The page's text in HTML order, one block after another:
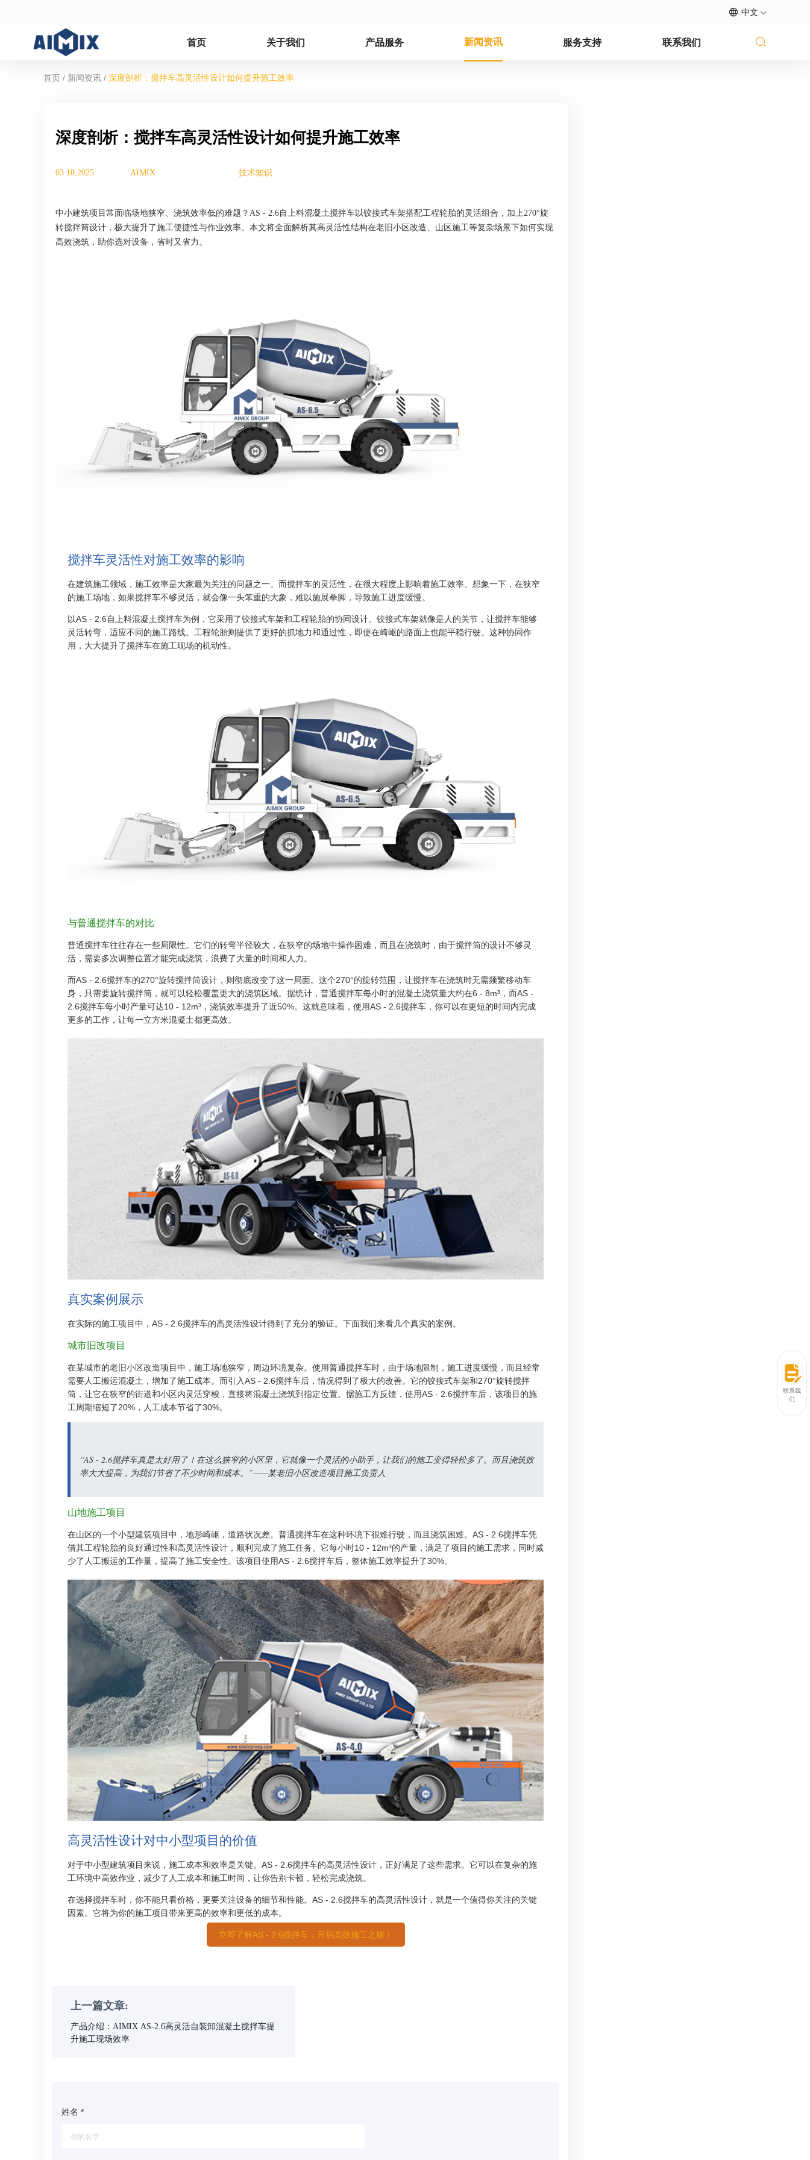
中文
首页 关于我们 产品服务 新闻资讯 服务支持 联系我们
首页 / 新闻资讯 / 深度剖析：搅拌车高灵活性设计如何提升施工效率
深度剖析：搅拌车高灵活性设计如何提升施工效率
03 10,2025 AIMIX 技术知识
中小建筑项目常面临场地狭窄、浇筑效率低的难题？AS - 2.6自上料混凝土搅拌车以铰接式车架搭配工程轮胎的灵活组合，加上270°旋
转搅拌筒设计，极大提升了施工便捷性与作业效率。本文将全面解析其高灵活性结构在老旧小区改造、山区施工等复杂场景下如何实现
高效浇筑，助你选对设备，省时又省力。
搅拌车灵活性对施工效率的影响
在建筑施工领域，施工效率是大家最为关注的问题之一。而搅拌车的灵活性，在很大程度上影响着施工效率。想象一下，在狭窄
的施工场地，如果搅拌车不够灵活，就会像一头笨重的大象，难以施展拳脚，导致施工进度缓慢。
以AS - 2.6自上料混凝土搅拌车为例，它采用了铰接式车架和工程轮胎的协同设计。铰接式车架就像是人的关节，让搅拌车能够
灵活转弯，适应不同的施工路线。工程轮胎则提供了更好的抓地力和通过性，即使在崎岖的路面上也能平稳行驶。这种协同作
用，大大提升了搅拌车在施工现场的机动性。
与普通搅拌车的对比
普通搅拌车往往存在一些局限性。它们的转弯半径较大，在狭窄的场地中操作困难，而且在浇筑时，由于搅拌筒的设计不够灵
活，需要多次调整位置才能完成浇筑，浪费了大量的时间和人力。
而AS - 2.6搅拌车的270°旋转搅拌筒设计，则彻底改变了这一局面。这个270°的旋转范围，让搅拌车在浇筑时无需频繁移动车
身，只需要旋转搅拌筒，就可以轻松覆盖更大的浇筑区域。据统计，普通搅拌车每小时的混凝土浇筑量大约在6 - 8m³，而AS -
2.6搅拌车每小时产量可达10 - 12m³，浇筑效率提升了近50%。这就意味着，使用AS - 2.6搅拌车，你可以在更短的时间内完成
更多的工作，让每一立方米混凝土都更高效。
真实案例展示
在实际的施工项目中，AS - 2.6搅拌车的高灵活性设计得到了充分的验证。下面我们来看几个真实的案例。
城市旧改项目
在某城市的老旧小区改造项目中，施工场地狭窄，周边环境复杂。使用普通搅拌车时，由于场地限制，施工进度缓慢，而且经常
需要人工搬运混凝土，增加了施工成本。而引入AS - 2.6搅拌车后，情况得到了极大的改善。它的铰接式车架和270°旋转搅拌
筒，让它在狭窄的街道和小区内灵活穿梭，直接将混凝土浇筑到指定位置。据施工方反馈，使用AS - 2.6搅拌车后，该项目的施
工周期缩短了20%，人工成本节省了30%。
“AS - 2.6搅拌车真是太好用了！在这么狭窄的小区里，它就像一个灵活的小助手，让我们的施工变得轻松多了。而且浇筑效
率大大提高，为我们节省了不少时间和成本。”——某老旧小区改造项目施工负责人
山地施工项目
在山区的一个小型建筑项目中，地形崎岖，道路状况差。普通搅拌车在这种环境下很难行驶，而且浇筑困难。AS - 2.6搅拌车凭
借其工程轮胎的良好通过性和高灵活性设计，顺利完成了施工任务。它每小时10 - 12m³的产量，满足了项目的施工需求，同时减
少了人工搬运的工作量，提高了施工安全性。该项目使用AS - 2.6搅拌车后，整体施工效率提升了30%。
高灵活性设计对中小型项目的价值
对于中小型建筑项目来说，施工成本和效率是关键。AS - 2.6搅拌车的高灵活性设计，正好满足了这些需求。它可以在复杂的施
工环境中高效作业，减少了人工成本和施工时间，让你告别卡顿，轻松完成浇筑。
在选择搅拌车时，你不能只看价格，更要关注设备的细节和性能。AS - 2.6搅拌车的高灵活性设计，就是一个值得你关注的关键
因素。它将为你的施工项目带来更高的效率和更低的成本。
立即了解AS - 2.6搅拌车，开启高效施工之旅！
上一篇文章:
产品介绍：AIMIX AS-2.6高灵活自装卸混凝土搅拌车提
升施工现场效率
姓名 *
联系我
们